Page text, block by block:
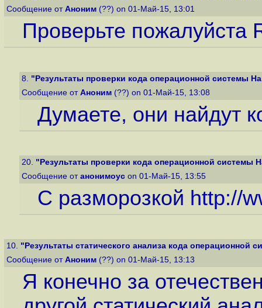
Сообщение от Аноним (??) on 01-Май-15, 13:01
Проверьте пожалуйста
8. "Результаты проверки кода операционной системы
Сообщение от Аноним (??) on 01-Май-15, 13:08
Думаете, они найдут
20. "Результаты проверки кода операционной системы
Сообщение от анонимоус on 01-Май-15, 13:55
С разморозкой http://
10. "Результаты статического анализа кода операционной
Сообщение от Аноним (??) on 01-Май-15, 13:13
Я конечно за